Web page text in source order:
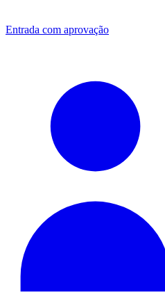
Entrada com aprovação